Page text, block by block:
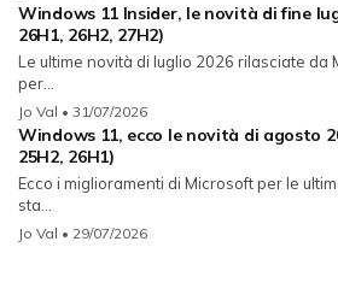
Windows 11 Insider, le novità di fine
26H1, 26H2, 27H2)
Le ultime novità di luglio 2026 rilasciate da
per...
Jo Val • 31/07/2026
Windows 11, ecco le novità di agosto
25H2, 26H1)
Ecco i miglioramenti di Microsoft per le
sta...
Jo Val • 29/07/2026